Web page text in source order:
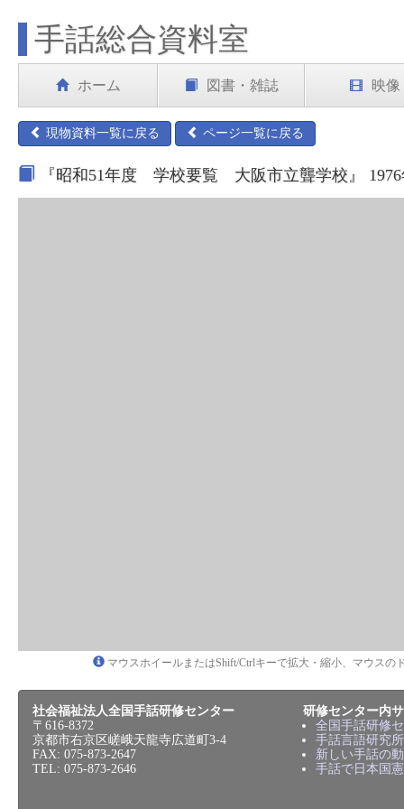
手話総合資料室
ホーム 図書・雑誌 映像
現物資料一覧に戻る ページ一覧に戻る
『昭和51年度 学校要覧 大阪市立聾学校』
マウスホイールまたはShift/Ctrlキーで拡大・縮小、マウスの
社会福祉法人全国手話研修センター
〒616-8372
京都市右京区嵯峨天龍寺広道町3-4
FAX: 075-873-2647
TEL: 075-873-2646
研修センター内
全国手話研修
手話言語研究所
新しい手話の
手話で日本国